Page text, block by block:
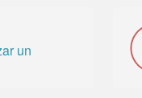
un